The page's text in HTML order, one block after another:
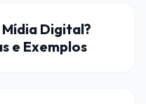
Mídia Digital?
e Exemplos